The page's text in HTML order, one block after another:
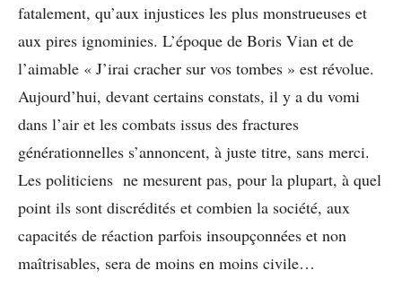
fatalement, qu’aux injustices les plus monstrueuses et
aux pires ignominies. L’époque de Boris Vian et de
l’aimable « J’irai cracher sur vos tombes » est révolue.
Aujourd’hui, devant certains constats, il y a du vomi
dans l’air et les combats issus des fractures
générationnelles s’annoncent, à juste titre, sans merci.
Les politiciens ne mesurent pas, pour la plupart, à quel
point ils sont discrédités et combien la société, aux
capacités de réaction parfois insoupçonnées et non
maîtrisables, sera de moins en moins civile…